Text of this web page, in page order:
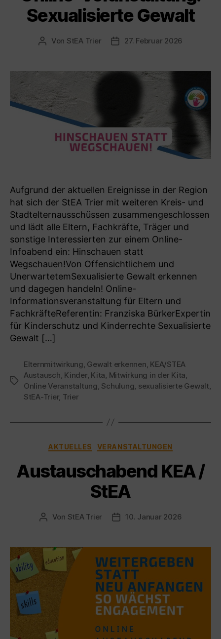
Sexualisierte Gewalt
Beitragsautor
Von StEA Trier Veröffentlichungsdatum
27. Februar 2026
Aufgrund der aktuellen Ereignisse in der Region
hat sich der StEA Trier mit weiteren Kreis- und
Stadtelternausschüssen zusammengeschlossen
und lädt alle Eltern, Fachkräfte, Träger und
sonstige Interessierten zur einem Online-
Infoabend ein: Hinschauen statt
Wegschauen!Von Offensichtlichem und
UnerwartetemSexualisierte Gewalt erkennen
und dagegen handeln! Online-
Informationsveranstaltung für Eltern und
FachkräfteReferentin: Franziska BürkerExpertin
für Kinderschutz und Kinderrechte Sexualisierte
Gewalt […]
Schlagwörter
Elternmitwirkung, Gewalt erkennen, KEA/STEA
Austausch, Kinder, Kita, Mitwirkung in der Kita,
Online Veranstaltung, Schulung, sexualisierte Gewalt,
StEA-Trier, Trier
Kategorien
AKTUELLES VERANSTALTUNGEN
Austauschabend KEA /
StEA
Beitragsautor
Von StEA Trier Veröffentlichungsdatum
10. Januar 2026